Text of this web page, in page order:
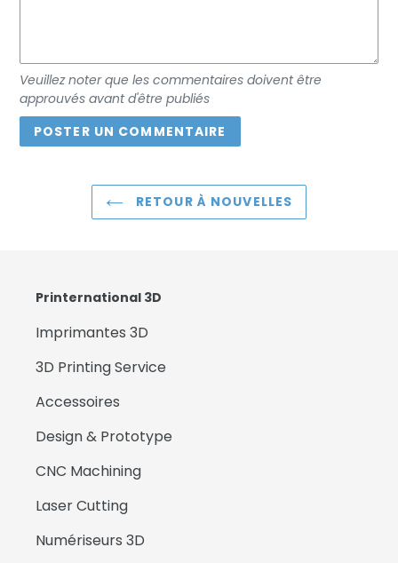
Veuillez noter que les commentaires doivent être
approuvés avant d'être publiés
RETOUR À NOUVELLES
Printernational 3D
Imprimantes 3D
3D Printing Service
Accessoires
Design & Prototype
CNC Machining
Laser Cutting
Numériseurs 3D